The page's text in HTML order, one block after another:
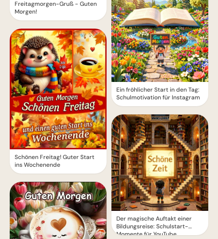
Freitagmorgen-Gruß - Guten
Morgen!
Schönen Freitag! Guter Start
ins Wochenende
Ein fröhlicher Start in den Tag:
Schulmotivation für Instagram
Der magische Auftakt einer
Bildungsreise: Schulstart-
Momente für YouTube